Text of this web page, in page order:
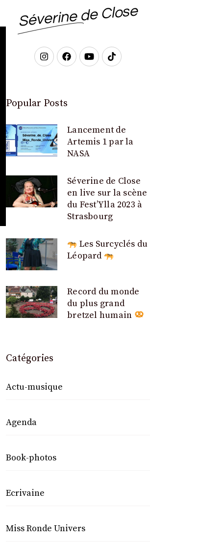
Séverine de Close
Popular Posts
Lancement de
Artemis 1 par la
NASA
Séverine de Close
en live sur la scène
du Fest’Ylla 2023 à
Strasbourg
Les Surcyclés du
Léopard
Record du monde
du plus grand
bretzel humain
Catégories
Actu-musique
Agenda
Book-photos
Ecrivaine
Miss Ronde Univers